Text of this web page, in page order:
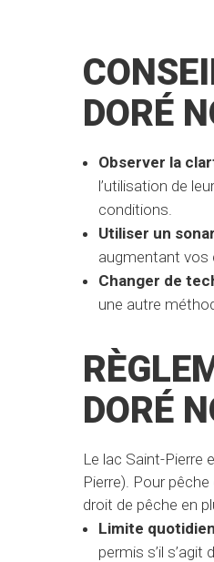
DORÉ
Observer la
l’utilisation de
conditions.
Utiliser un
augmentant vos
Changer de
une autre
DORÉ
Le lac Saint-Pierre
Pierre). Pour
droit de pêche en
Limite
permis s’il s’agit